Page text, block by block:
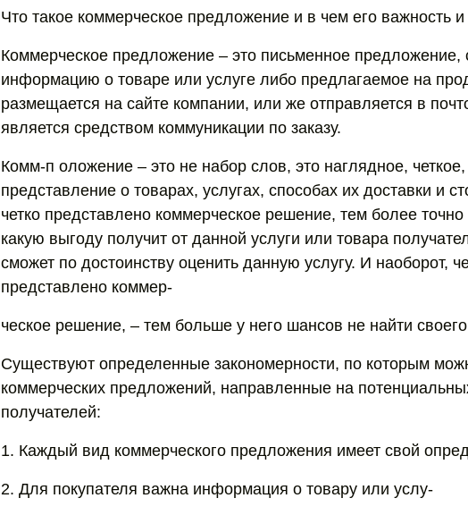
Что такое коммерческое предложение и в чем его важность
Коммерческое предложение – это письменное
информацию о товаре или услуге либо предлагаемое на
размещается на сайте компании, или же отправляется в
является средством коммуникации по заказу.
Комм-п оложение – это не набор слов, это наглядное, четкое,
представление о товарах, услугах, способах их доставки и
четко представлено коммерческое решение, тем более
какую выгоду получит от данной услуги или товара
сможет по достоинству оценить данную услугу. И наоборот,
представлено коммер-
ческое решение, – тем больше у него шансов не найти
Существуют определенные закономерности, по которым
коммерческих предложений, направленные на
получателей:
1. Каждый вид коммерческого предложения имеет свой
2. Для покупателя важна информация о товару или услу-